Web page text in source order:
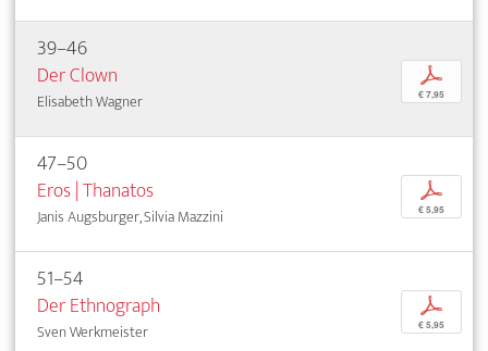
39–46
Der Clown
Elisabeth Wagner
p
€ 7,95
47–50
Eros | Thanatos
Janis Augsburger, Silvia Mazzini
p
€ 5,95
51–54
Der Ethnograph
Sven Werkmeister
p
€ 5,95